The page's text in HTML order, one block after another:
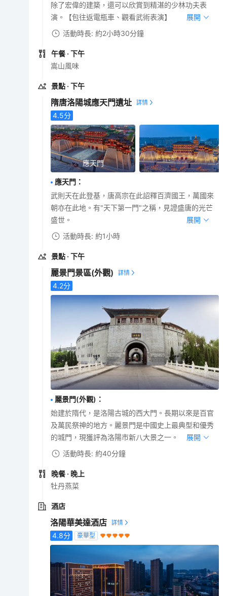
除了宏偉的建築，還可以欣賞到精湛的少林功夫表
演。【包往返電瓶車、觀看武術表演】
展開
活動時長: 約2小時30分鐘
午餐 · 下午
嵩山風味
景點 · 下午
隋唐洛陽城應天門遺址
4.5分
應天門
應天門 ：
武則天在此登基，唐高宗在此詔釋百濟國王，萬國來
朝亦在此地。有"天下第一門"之稱，見證盛唐的光芒
盛世。
展開
活動時長: 約1小時
景點 · 下午
麗景門景區(外觀)
4.2分
麗景門(外觀) ：
始建於隋代，是洛陽古城的西大門。長期以來是百官
及萬民祭神的地方。麗景門是中國史上最典型和優秀
的城門，現獲評為洛陽市新八大景之一。
展開
活動時長: 約40分鐘
晚餐 · 晚上
牡丹燕菜
酒店
洛陽華美達酒店
4.8分 豪華型